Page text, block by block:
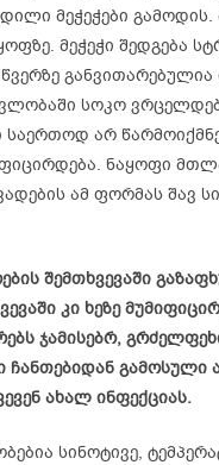
მეჭეჭები
მეჭეჭი შედგება
სოკო
საერთოდ არ
ნაყოფი
ამ ფორმას შავ
შემთხვევაში
კი ხეზე
ჯამისებრ,
ჩანთებიდან
ახალ ინფექციას.
სინოტივე,